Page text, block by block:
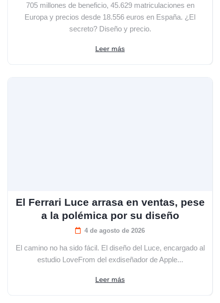
705 millones de beneficio, 45.629 matriculaciones en
Europa y precios desde 18.556 euros en España. ¿El
secreto? Diseño y precio.
Leer más
El Ferrari Luce arrasa en ventas, pese
a la polémica por su diseño
4 de agosto de 2026
El camino no ha sido fácil. El diseño del Luce, encargado al
estudio LoveFrom del exdiseñador de Apple...
Leer más